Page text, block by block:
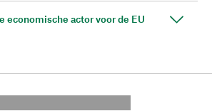
economische actor voor de EU